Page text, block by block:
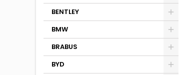
BENTLEY
BMW
BRABUS
BYD